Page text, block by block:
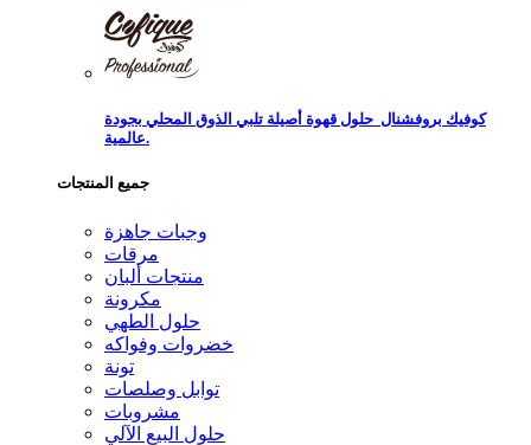
كوفيك بروفشنال حلول قهوة أصيلة تلبي الذوق المحلي بجودة
عالمية.
جميع المنتجات
وجبات جاهزة
مرقات
منتجات ألبان
مكرونة
حلول الطهي
خضروات وفواكه
تونة
توابل وصلصات
مشروبات
حلول البيع الآلي